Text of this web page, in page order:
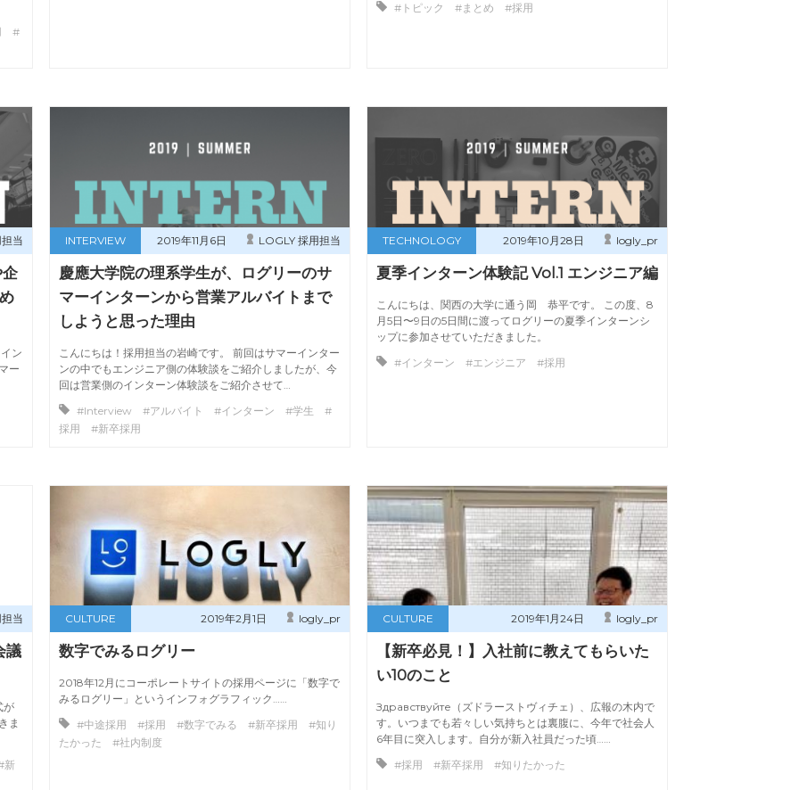
#
#トピック #まとめ #採用
当
ン
ー
INTERVIEW 2019年11月6日 LOGLY 採用担当
慶應大学院の理系学生が、ログリーのサ
マーインターンから営業アルバイトまで
しようと思った理由
こんにちは！採用担当の岩崎です。 前回はサマーインター
ンの中でもエンジニア側の体験談をご紹介しましたが、今
回は営業側のインターン体験談をご紹介させて…
#Interview #アルバイト #インターン #学生 #
採用 #新卒採用
TECHNOLOGY 2019年10月28日 logly_pr
夏季インターン体験記 Vol.1 エンジニア編
こんにちは、関西の大学に通う岡 恭平です。 この度、8
月5日〜9日の5日間に渡ってログリーの夏季インターンシ
ップに参加させていただきました。
#インターン #エンジニア #採用
当
議
が
ま
新
CULTURE 2019年2月1日 logly_pr
数字でみるログリー
2018年12月にコーポレートサイトの採用ページに「数字で
みるログリー」というインフォグラフィック……
#中途採用 #採用 #数字でみる #新卒採用 #知り
たかった #社内制度
CULTURE 2019年1月24日 logly_pr
【新卒必見！】入社前に教えてもらいた
い10のこと
Здравствуйте（ズドラーストヴィチェ）、広報の木内で
す。いつまでも若々しい気持ちとは裏腹に、今年で社会人
6年目に突入します。自分が新入社員だった頃……
#採用 #新卒採用 #知りたかった